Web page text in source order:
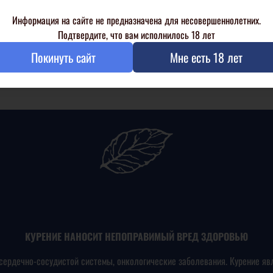
запросу ничего не найдено
КУРЕНИЕ НАНОСИТ НЕПОПРАВИМЫЙ ВРЕД ЗДОРОВЬЮ
сосудистой системы, онкологические заболевания. Курение
Информация на сайте не предназначена для несовершеннолетних.
Подтвердите, что вам исполнилось 18 лет
Покинуть сайт Мне есть 18 лет